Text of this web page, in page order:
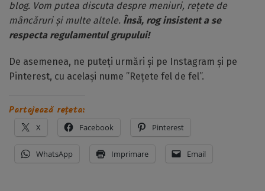
blog. Vom putea discuta despre meniuri, rețete de
mâncăruri și multe altele. Însă, rog insistent a se
respecta regulamentul grupului!
De asemenea, ne puteți urmări și pe Instagram și pe
Pinterest, cu același nume ”Rețete fel de fel”.
Partajează rețeta:
X Facebook Pinterest
WhatsApp Imprimare Email